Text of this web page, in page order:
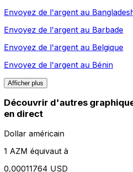
Envoyez de l'argent au
Envoyez de l'argent au Barbade
Envoyez de l'argent au Belgique
Envoyez de l'argent au Bénin
Afficher plus
Découvrir d'autres
en direct
Dollar américain
1 AZM équivaut à
0,00011764 USD